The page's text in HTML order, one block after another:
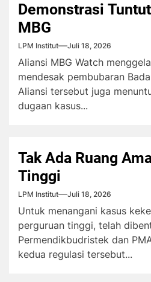
Demonstrasi
MBG
LPM Institut Juli 18, 2026
Aliansi MBG Watch
mendesak pembubaran
Aliansi tersebut juga
dugaan kasus...
Tak Ada Ruang
Tinggi
LPM Institut Juli 18, 2026
Untuk menangani kasus
perguruan tinggi, telah
Permendikbudristek dan
kedua regulasi tersebut...